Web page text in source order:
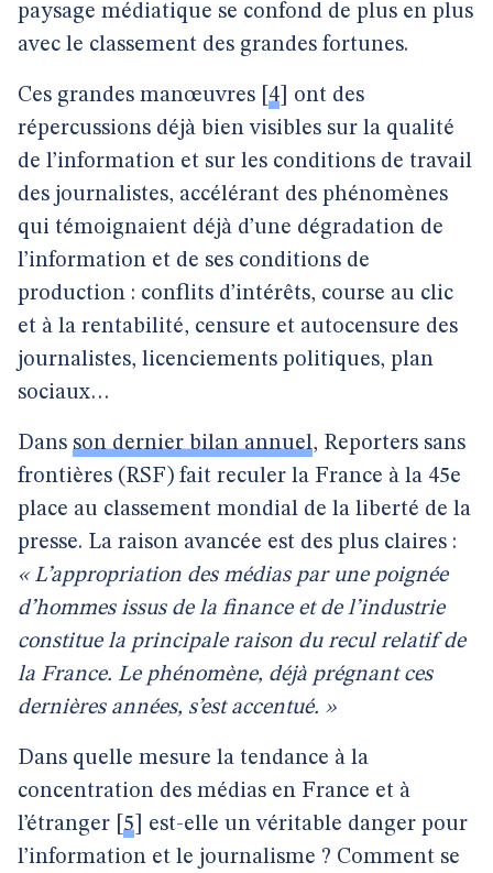
paysage médiatique se confond de plus en plus
avec le classement des grandes fortunes.
Ces grandes manœuvres 4
ont des
répercussions déjà bien visibles sur la qualité
de l’information et sur les conditions de travail
des journalistes, accélérant des phénomènes
qui témoignaient déjà d’une dégradation de
l’information et de ses conditions de
production : conflits d’intérêts, course au clic
et à la rentabilité, censure et autocensure des
journalistes, licenciements politiques, plan
sociaux…
Dans son dernier bilan annuel, Reporters sans
frontières (RSF) fait reculer la France à la 45e
place au classement mondial de la liberté de la
presse. La raison avancée est des plus claires :
« L’appropriation des médias par une poignée
d’hommes issus de la finance et de l’industrie
constitue la principale raison du recul relatif de
la France. Le phénomène, déjà prégnant ces
dernières années, s’est accentué. »
Dans quelle mesure la tendance à la
concentration des médias en France et à
l’étranger 5
est-elle un véritable danger pour
l’information et le journalisme ? Comment se